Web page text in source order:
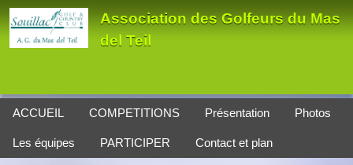
Association des Golfeurs du Mas
del Teil
ACCUEIL COMPETITIONS Présentation Photos
Les équipes PARTICIPER Contact et plan
Panneau de gestion des cookies